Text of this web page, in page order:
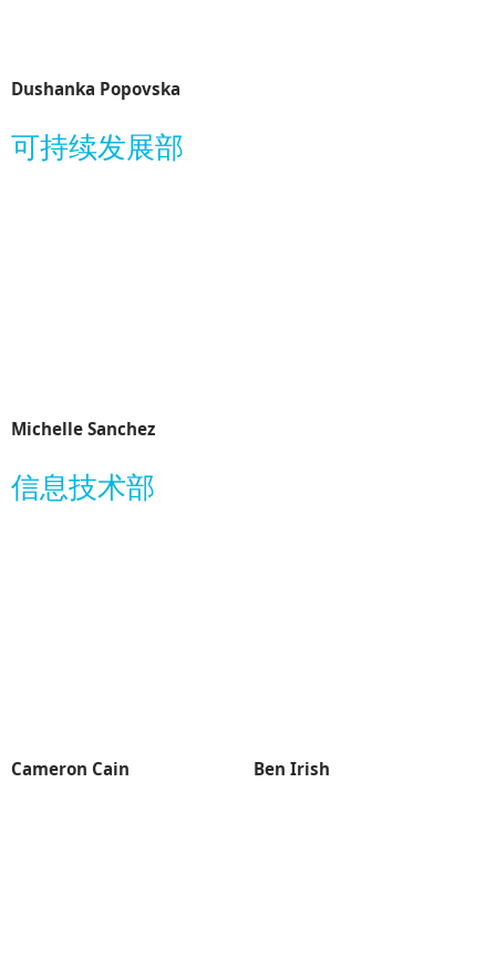
Dushanka Popovska
可持续发展部
Michelle Sanchez
信息技术部
Cameron Cain Ben Irish